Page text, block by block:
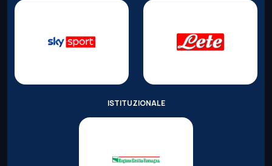
ISTITUZIONALE